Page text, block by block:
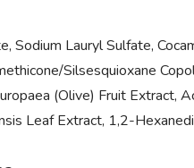
Sodium Lauryl Sulfate,
Silsesquioxane
(Olive) Fruit Extract,
Leaf Extract, 1,2-